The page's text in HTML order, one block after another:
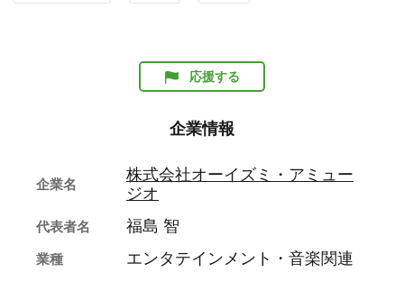
応援する
企業情報
企業名
株式会社オーイズミ・アミュー
ジオ
代表者名 福島 智
業種 エンタテインメント・音楽関連